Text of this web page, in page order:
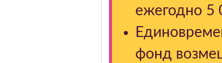
ежегодно 5
фонд